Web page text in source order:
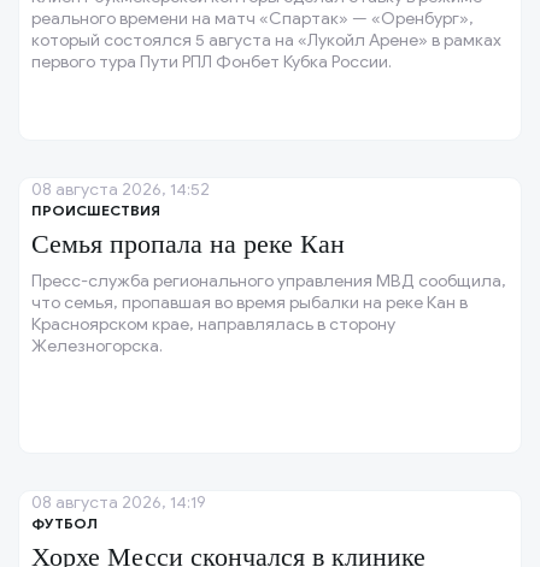
реального времени на матч «Спартак» — «Оренбург»,
который состоялся 5 августа на «Лукойл Арене» в рамках
первого тура Пути РПЛ Фонбет Кубка России.
ПРОИСШЕСТВИЯ
Семья пропала на реке Кан
Пресс-служба регионального управления МВД сообщила,
что семья, пропавшая во время рыбалки на реке Кан в
Красноярском крае, направлялась в сторону
Железногорска.
08 августа 2026, 14:52
ФУТБОЛ
Хорхе Месси скончался в клинике
08 августа 2026, 14:19